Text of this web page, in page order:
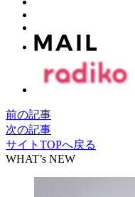
前の記事
次の記事
サイトTOPへ戻る
WHAT’s NEW